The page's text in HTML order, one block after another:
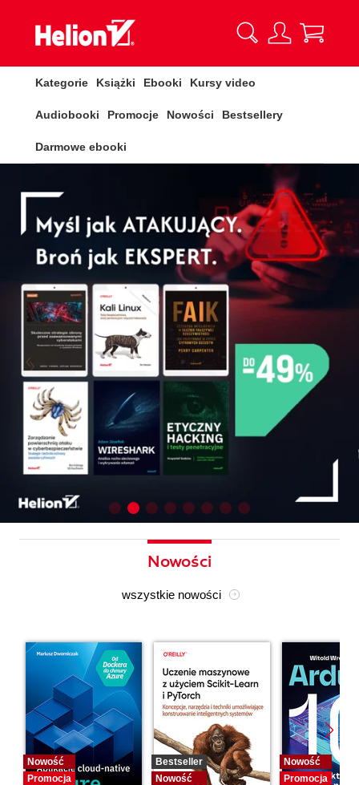
Kategorie Książki Ebooki Kursy video
Audiobooki Promocje Nowości Bestsellery
Darmowe ebooki
Nowości
wszystkie nowości
Nowość
Promocja
Bestseller
Nowość
Nowość
Promocja